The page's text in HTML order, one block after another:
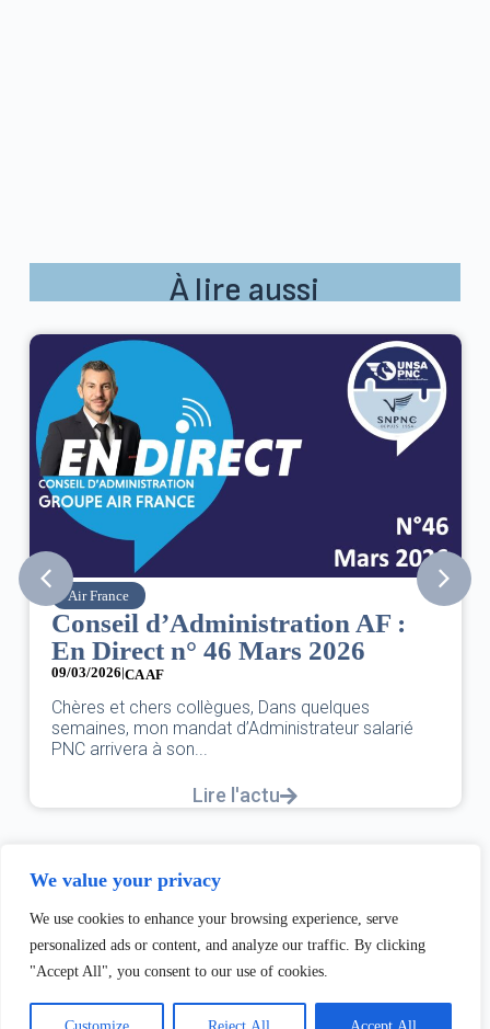
We value your privacy
We use cookies to enhance your browsing experience, serve
personalized ads or content, and analyze our traffic. By clicking
"Accept All", you consent to our use of cookies.
À lire aussi
Air France
Conseil d’Administration AF :
En Direct n° 46 Mars 2026
09/03/2026|CA AF
Chères et chers collègues, Dans quelques
semaines, mon mandat d’Administrateur salarié
PNC arrivera à son...
Lire l'actu